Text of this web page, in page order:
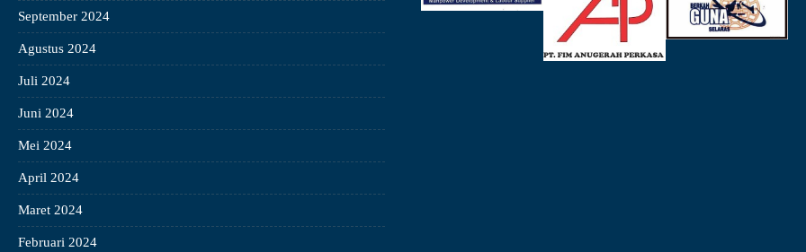
September 2024
Agustus 2024
Juli 2024
Juni 2024
Mei 2024
April 2024
Maret 2024
Februari 2024